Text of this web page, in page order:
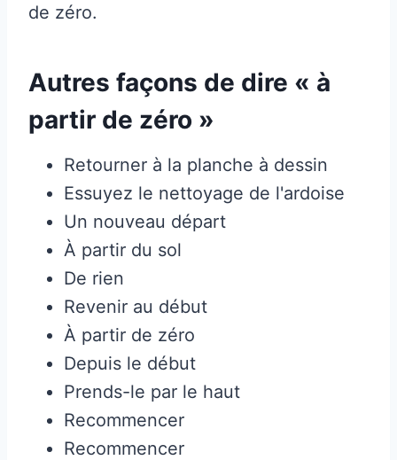
de zéro.
Autres façons de dire « à
partir de zéro »
Retourner à la planche à dessin
Essuyez le nettoyage de l'ardoise
Un nouveau départ
À partir du sol
De rien
Revenir au début
À partir de zéro
Depuis le début
Prends-le par le haut
Recommencer
Recommencer